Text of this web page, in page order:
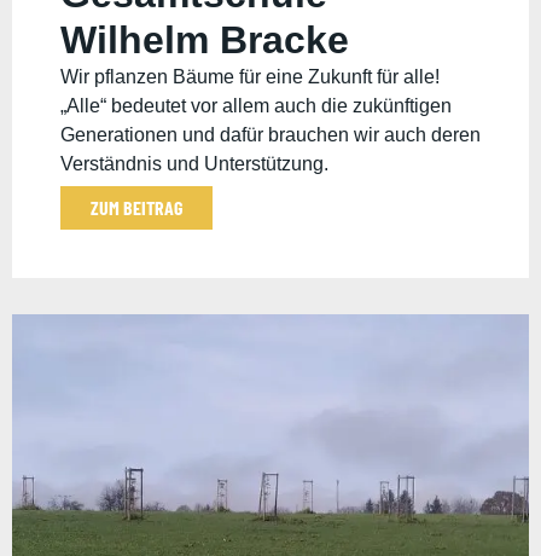
Wilhelm Bracke
Wir pflanzen Bäume für eine Zukunft für alle!
„Alle“ bedeutet vor allem auch die zukünftigen
Generationen und dafür brauchen wir auch deren
Verständnis und Unterstützung.
ZUM BEITRAG